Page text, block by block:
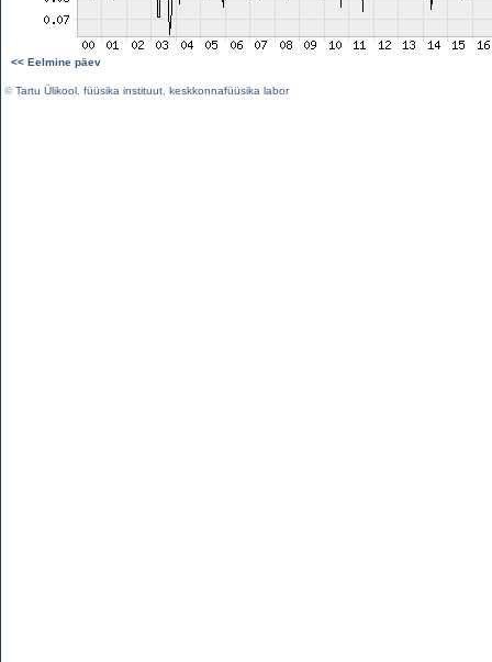
<< Eelmine päev
©Tartu Ülikool füüsika instituut keskkonnafüüsika labor